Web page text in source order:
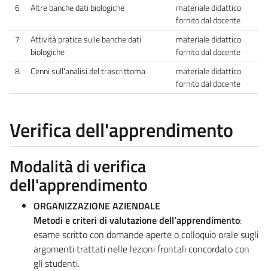
6
Altre banche dati biologiche
materiale didattico
fornito dal docente
7
Attività pratica sulle banche dati
biologiche
materiale didattico
fornito dal docente
8
Cenni sull'analisi del trascrittoma
materiale didattico
fornito dal docente
Verifica dell'apprendimento
Modalità di verifica
dell'apprendimento
ORGANIZZAZIONE AZIENDALE
Metodi e criteri di valutazione dell’apprendimento:
esame scritto con domande aperte o colloquio orale sugli
argomenti trattati nelle lezioni frontali concordato con
gli studenti.